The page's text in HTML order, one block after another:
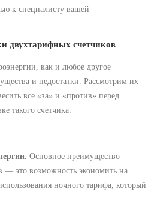
к специалисту вашей
двухтарифных счетчиков
как и любое другое
и недостатки. Рассмотрим их
все «за» и «против» перед
такого счетчика.
Основное преимущество
― это возможность экономить на
ночного тарифа, который